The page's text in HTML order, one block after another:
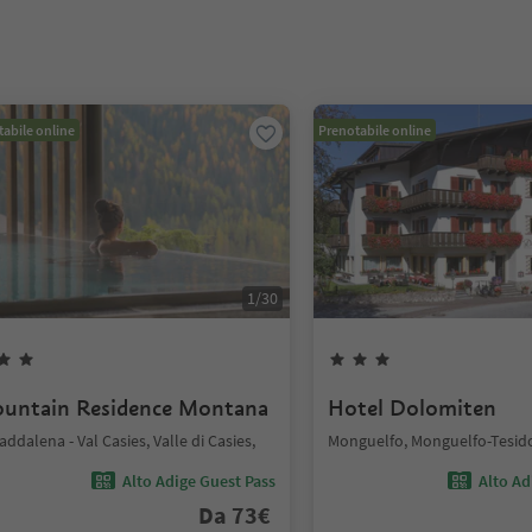
online
1/30
Residence Montana
- Val Casies, Valle di Casies,
Alto Adige Guest Pass
Da 73€
Prenotabile online
Hotel Dolomiten
Monguelfo, Monguelfo-
Alto